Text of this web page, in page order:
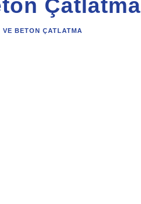
Çatlatma
VE BETON ÇATLATMA